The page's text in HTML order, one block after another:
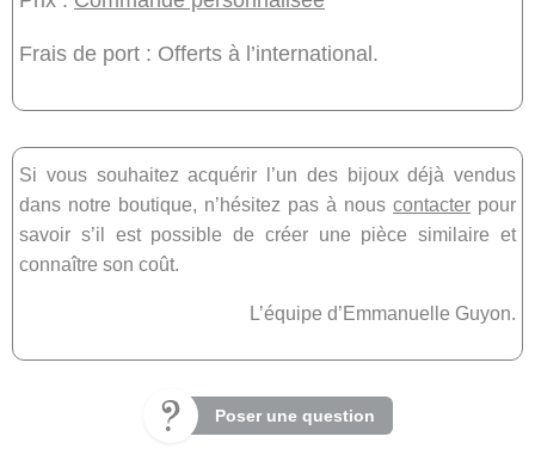
Frais de port : Offerts à l’international.
Si vous souhaitez acquérir l’un des bijoux déjà vendus
dans notre boutique, n’hésitez pas à nous contacter pour
savoir s’il est possible de créer une pièce similaire et
connaître son coût.
L’équipe d’Emmanuelle Guyon.
Poser une question